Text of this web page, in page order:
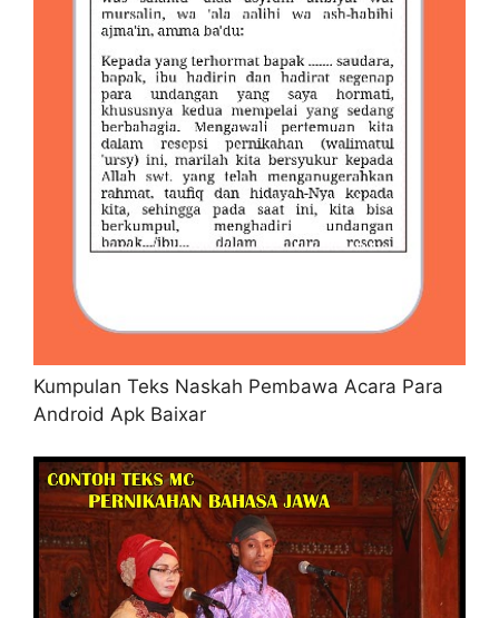
Kumpulan Teks Naskah Pembawa Acara Para
Android Apk Baixar